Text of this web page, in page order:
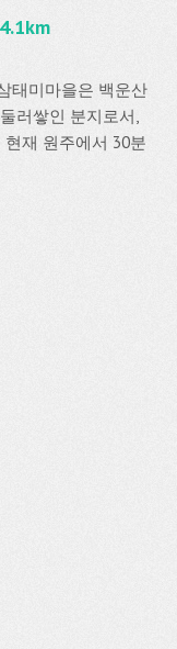
태미마을은 백운산
러쌓인 분지로서,
재 원주에서 30분